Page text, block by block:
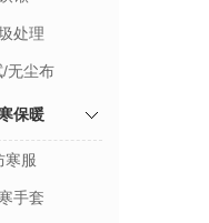
处理
/无尘布
保暖
寒服
手套